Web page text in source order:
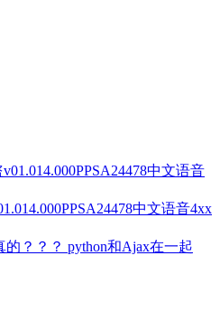
中文语音4xx
python和Ajax在一起